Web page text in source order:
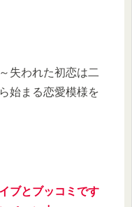
失われた初恋は二
始まる恋愛模様を
ブとブッコミです